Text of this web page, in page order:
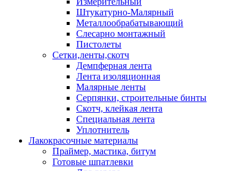
Штукатурно-Малярный
Металлообрабатывающий
Слесарно монтажный
Пистолеты
Сетки,ленты,скотч
Демпферная лента
Лента изоляционная
Малярные ленты
Серпянки, строительные бинты
Скотч, клейкая лента
Специальная лента
Уплотнитель
Лакокрасочные материалы
Праймер, мастика, битум
Готовые шпатлевки